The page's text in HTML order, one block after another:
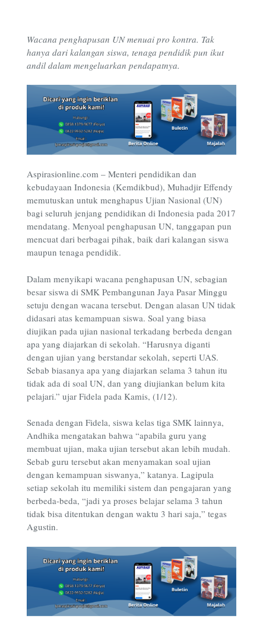
Wacana penghapusan UN menuai pro kontra. Tak
hanya dari kalangan siswa, tenaga pendidik pun ikut
andil dalam mengeluarkan pendapatnya.
Aspirasionline.com – Menteri pendidikan dan
kebudayaan Indonesia (Kemdikbud), Muhadjir Effendy
memutuskan untuk menghapus Ujian Nasional (UN)
bagi seluruh jenjang pendidikan di Indonesia pada 2017
mendatang. Menyoal penghapusan UN, tanggapan pun
mencuat dari berbagai pihak, baik dari kalangan siswa
maupun tenaga pendidik.
Dalam menyikapi wacana penghapusan UN, sebagian
besar siswa di SMK Pembangunan Jaya Pasar Minggu
setuju dengan wacana tersebut. Dengan alasan UN tidak
didasari atas kemampuan siswa. Soal yang biasa
diujikan pada ujian nasional terkadang berbeda dengan
apa yang diajarkan di sekolah. “Harusnya diganti
dengan ujian yang berstandar sekolah, seperti UAS.
Sebab biasanya apa yang diajarkan selama 3 tahun itu
tidak ada di soal UN, dan yang diujiankan belum kita
pelajari.” ujar Fidela pada Kamis, (1/12).
Senada dengan Fidela, siswa kelas tiga SMK lainnya,
Andhika mengatakan bahwa “apabila guru yang
membuat ujian, maka ujian tersebut akan lebih mudah.
Sebab guru tersebut akan menyamakan soal ujian
dengan kemampuan siswanya,” katanya. Lagipula
setiap sekolah itu memiliki sistem dan pengajaran yang
berbeda-beda, “jadi ya proses belajar selama 3 tahun
tidak bisa ditentukan dengan waktu 3 hari saja,” tegas
Agustin.